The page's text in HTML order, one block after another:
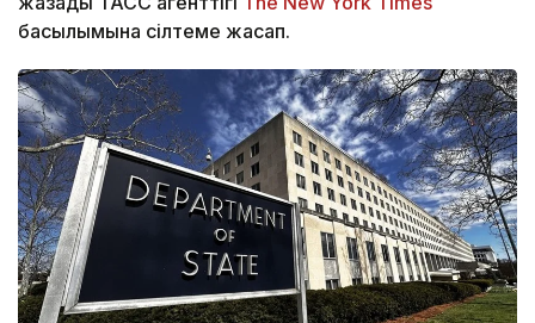
басылымына сілтеме жасап.